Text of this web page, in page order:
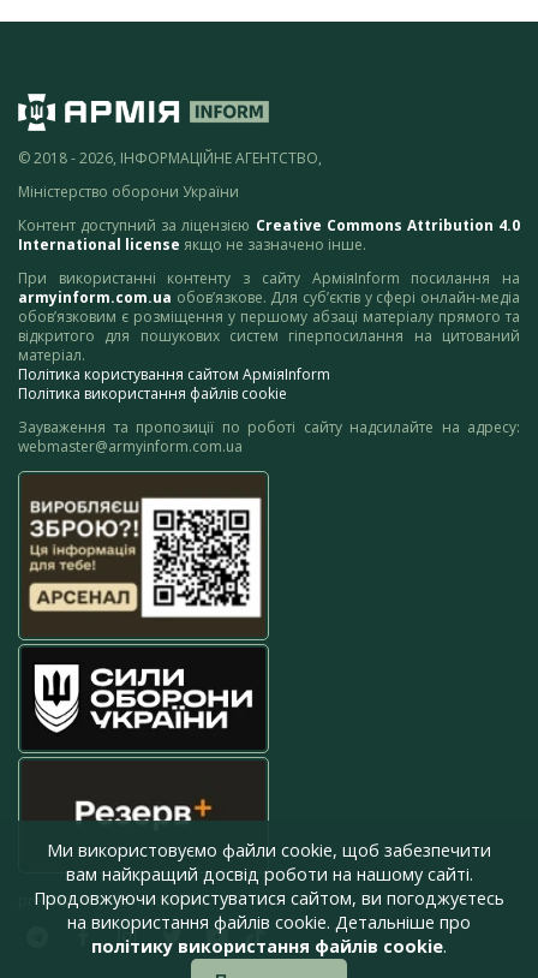
© 2018 - 2026, ІНФОРМАЦІЙНЕ АГЕНТСТВО,
Міністерство оборони України
Контент доступний за ліцензією Creative Commons Attribution 4.0
International license якщо не зазначено інше.
При використанні контенту з сайту АрміяInform посилання на
armyinform.com.ua обов’язкове. Для суб’єктів у сфері онлайн-медіа
обов’язковим є розміщення у першому абзаці матеріалу прямого та
відкритого для пошукових систем гіперпосилання на цитований
матеріал.
Політика користування сайтом АрміяInform
Політика використання файлів cookie
Зауваження та пропозиції по роботі сайту надсилайте на адресу:
webmaster@armyinform.com.ua
press@armyinform.com.ua
Ми використовуємо файли cookie, щоб забезпечити
вам найкращий досвід роботи на нашому сайті.
Продовжуючи користуватися сайтом, ви погоджуєтесь
на використання файлів cookie. Детальніше про
політику використання файлів cookie.